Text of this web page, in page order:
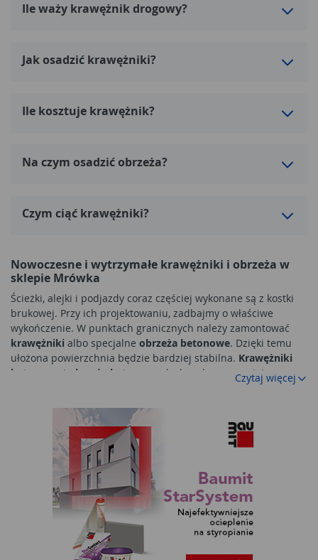
Ile waży krawężnik drogowy?
Jak osadzić krawężniki?
Ile kosztuje krawężnik?
Na czym osadzić obrzeża?
Czym ciąć krawężniki?
Nowoczesne i wytrzymałe krawężniki i obrzeża w
sklepie Mrówka
Ścieżki, alejki i podjazdy coraz częściej wykonane są z kostki
brukowej. Przy ich projektowaniu, zadbajmy o właściwe
wykończenie. W punktach granicznych należy zamontować
krawężniki albo specjalne obrzeża betonowe. Dzięki temu
ułożona powierzchnia będzie bardziej stabilna. Krawężniki
betonowe
i obrzeże betonowe
doskonale wzmacniają
powierzchnię. Dzięki temu kostka brukowa na pewno nie
funkcję dekoracyjną.
Obrzeża
strefy przydomowej aranżacji.
Obrzeża trawnikowe
uatrakcyjnią wygląd nawierzchni. Możemy wybrać obrzeże w
oryginalnym kolorze. Wtedy przepięknie podkreśli stylistykę
całej nawierzchni. Dzięki temu będzie wyglądała
zdecydowanie bardziej atrakcyjnie. Biorąc pod uwagę szeroki
wybór, z pewnością dopasujemy je do specyfiki naszej
Popularne rodzaje obrzeży
Czytaj więcej